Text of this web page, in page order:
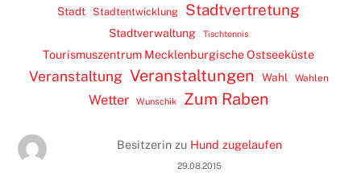
Stadt Stadtentwicklung Stadtvertretung
Stadtverwaltung Tischtennis
Tourismuszentrum Mecklenburgische Ostseeküste
Veranstaltung Veranstaltungen Wahl Wahlen
Wetter Wunschik Zum Raben
Besitzerinzu Hund zugelaufen
29.08.2015